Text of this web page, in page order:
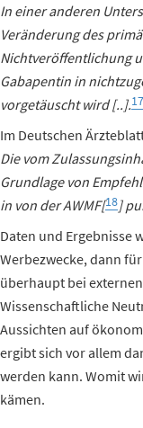
In einer anderen
Veränderung des
Nichtveröffentlichung
Gabapentin in
vorgetäuscht wird [..].17
Im Deutschen
Die vom
Grundlage von
in von der AWMF[18]
Daten und Ergebnisse
Werbezwecke, dann
überhaupt bei
Wissenschaftliche
Aussichten auf
ergibt sich vor allem
werden kann. Womit
kämen.